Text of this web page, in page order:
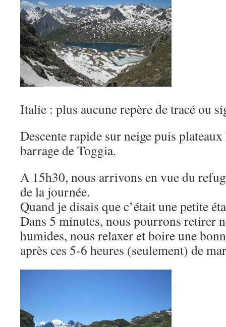
Italie : plus aucune repère de tracé ou
Descente rapide sur neige puis
barrage de Toggia.
A 15h30, nous arrivons en vue du
de la journée.
Quand je disais que c’était une petite
Dans 5 minutes, nous pourrons retirer
humides, nous relaxer et boire une
après ces 5-6 heures (seulement) de